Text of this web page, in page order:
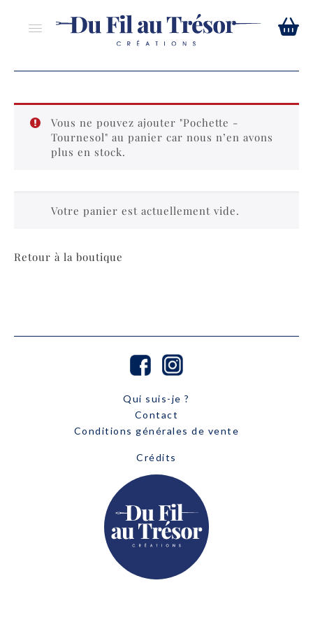
Vous ne pouvez ajouter "Pochette -
Tournesol" au panier car nous n’en avons
plus en stock.
Votre panier est actuellement vide.
Retour à la boutique
Qui suis-je ?
Contact
Conditions générales de vente
Crédits